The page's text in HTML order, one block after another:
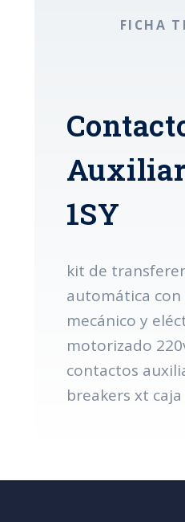
FICHA
1SY
kit de
automática
mecánico y
motorizado
contactos
breakers xt